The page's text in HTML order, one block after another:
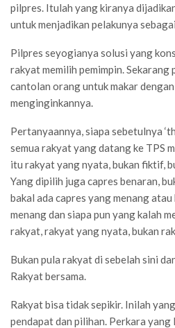
pilpres. Itulah yang kiranya
untuk menjadikan pelakunya
Pilpres seyogianya solusi yang
rakyat memilih pemimpin. Sekarang
cantolan orang untuk makar
menginginkannya.
Pertanyaannya, siapa sebetulnya
semua rakyat yang datang ke TPS
itu rakyat yang nyata, bukan fiktif,
Yang dipilih juga capres benaran,
bakal ada capres yang menang
menang dan siapa pun yang kalah
rakyat, rakyat yang nyata, bukan
Bukan pula rakyat di sebelah sini
Rakyat bersama.
Rakyat bisa tidak sepikir. Inilah
pendapat dan pilihan. Perkara yang